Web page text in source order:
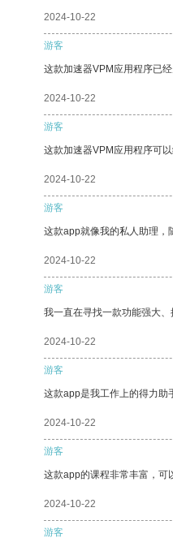
2024-10-22
游客
这款加速器VPM应用程序已
2024-10-22
游客
这款加速器VPM应用程序可
2024-10-22
游客
这款app就像我的私人助理，
2024-10-22
游客
我一直在寻找一款功能强大
2024-10-22
游客
这款app是我工作上的得力助
2024-10-22
游客
这款app的课程非常丰富，可
2024-10-22
游客